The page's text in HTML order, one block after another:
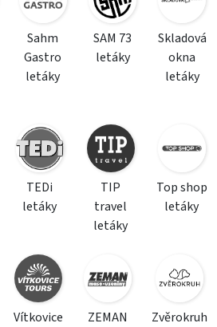
Sahm
Gastro
letáky
SAM 73
letáky
Skladová
okna
letáky
TEDi
letáky
TIP
travel
letáky
Top shop
letáky
Vítkovice
ZEMAN
Zvěrokruh